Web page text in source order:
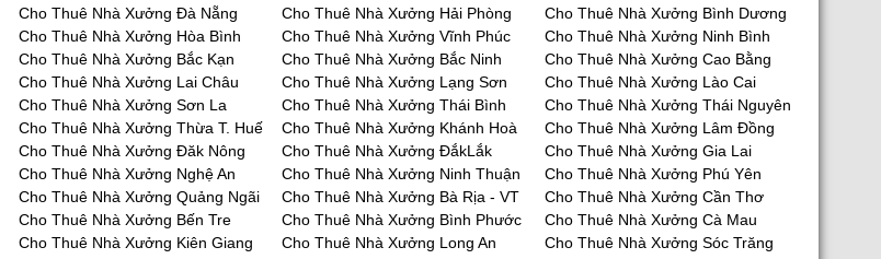
Cho Thuê Nhà Xưởng Đà Nẵng Cho Thuê Nhà Xưởng Hải Phòng
Cho Thuê Nhà Xưởng Bình Dương
Cho Thuê Nhà Xưởng Hòa Bình Cho Thuê Nhà Xưởng Vĩnh Phúc
Cho Thuê Nhà Xưởng Ninh Bình
Cho Thuê Nhà Xưởng Bắc Kạn Cho Thuê Nhà Xưởng Bắc Ninh
Cho Thuê Nhà Xưởng Cao Bằng
Cho Thuê Nhà Xưởng Lai Châu Cho Thuê Nhà Xưởng Lạng Sơn
Cho Thuê Nhà Xưởng Lào Cai
Cho Thuê Nhà Xưởng Sơn La Cho Thuê Nhà Xưởng Thái Bình
Cho Thuê Nhà Xưởng Thái Nguyên
Cho Thuê Nhà Xưởng Thừa T. Huế Cho Thuê Nhà Xưởng Khánh Hoà
Cho Thuê Nhà Xưởng Lâm Đồng
Cho Thuê Nhà Xưởng Đăk Nông Cho Thuê Nhà Xưởng ĐắkLắk
Cho Thuê Nhà Xưởng Gia Lai
Cho Thuê Nhà Xưởng Nghệ An Cho Thuê Nhà Xưởng Ninh Thuận
Cho Thuê Nhà Xưởng Phú Yên
Cho Thuê Nhà Xưởng Quảng Ngãi Cho Thuê Nhà Xưởng Bà Rịa - VT
Cho Thuê Nhà Xưởng Cần Thơ
Cho Thuê Nhà Xưởng Bến Tre Cho Thuê Nhà Xưởng Bình Phước
Cho Thuê Nhà Xưởng Cà Mau
Cho Thuê Nhà Xưởng Kiên Giang Cho Thuê Nhà Xưởng Long An
Cho Thuê Nhà Xưởng Sóc Trăng